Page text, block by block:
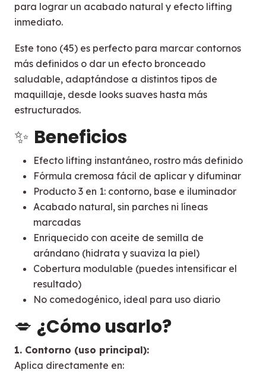
para lograr un acabado natural y efecto lifting
inmediato.
Este tono (45) es perfecto para marcar contornos
más definidos o dar un efecto bronceado
saludable, adaptándose a distintos tipos de
maquillaje, desde looks suaves hasta más
estructurados.
✨ Beneficios
Efecto lifting instantáneo, rostro más definido
Fórmula cremosa fácil de aplicar y difuminar
Producto 3 en 1: contorno, base e iluminador
Acabado natural, sin parches ni líneas
marcadas
Enriquecido con aceite de semilla de
arándano (hidrata y suaviza la piel)
Cobertura modulable (puedes intensificar el
resultado)
No comedogénico, ideal para uso diario
💋 ¿Cómo usarlo?
1. Contorno (uso principal):
Aplica directamente en: